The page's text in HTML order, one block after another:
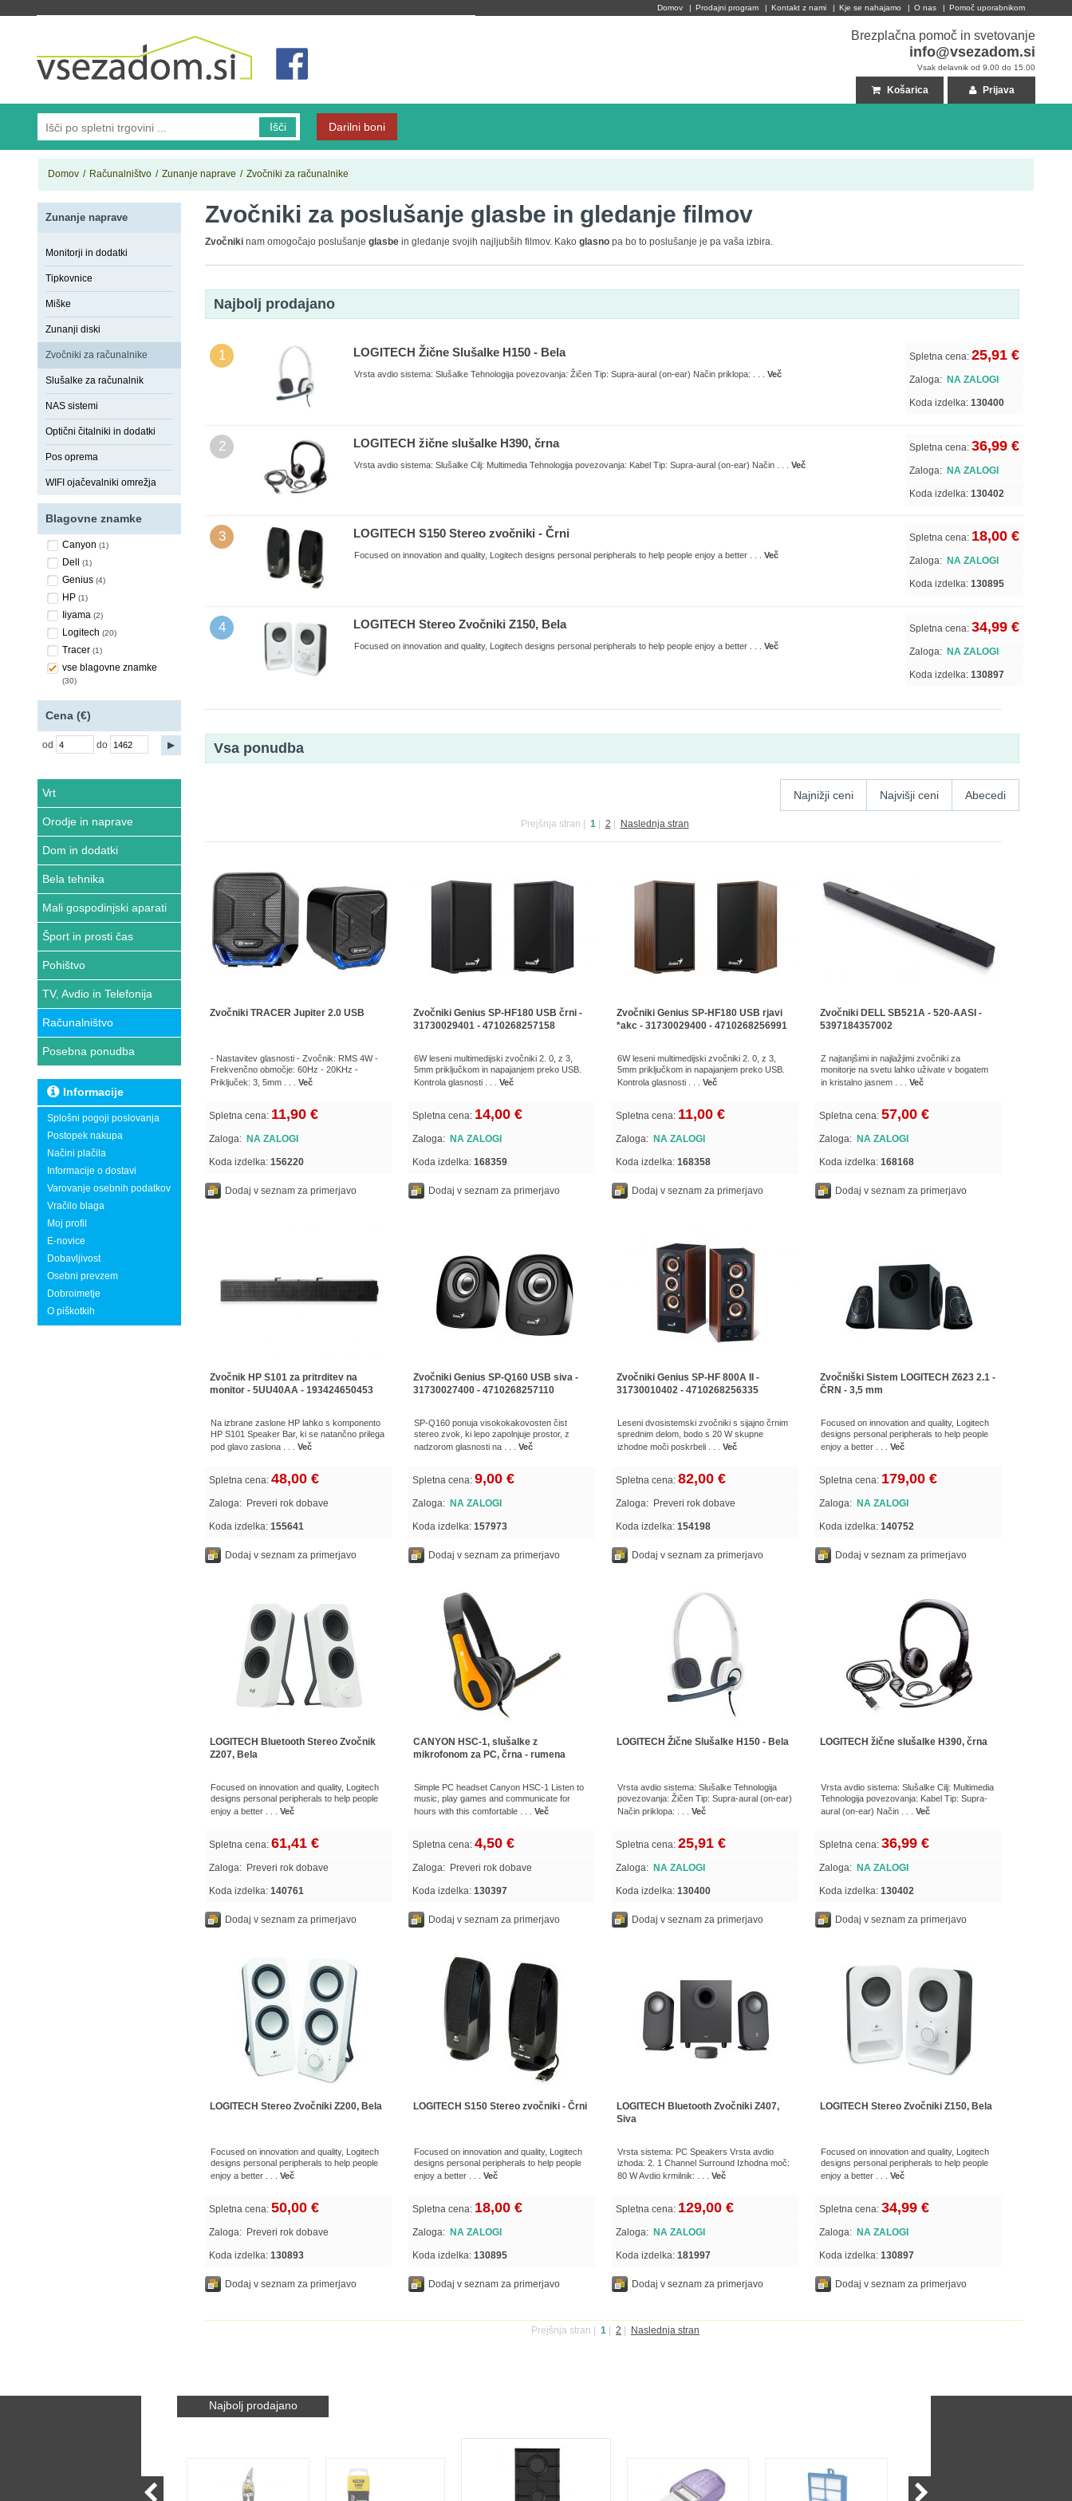
Domov | Prodajni program | Kontakt z nami | Kje se nahajamo | O nas | Pomoč uporabnikom
Brezplačna pomoč in svetovanje
info@vsezadom.si
Vsak delavnik od 9.00 do 15.00
Prijava
Košarica
Išči Darilni boni
Domov / Računalništvo / Zunanje naprave / Zvočniki za računalnike
Zunanje naprave
Monitorji in dodatki
Tipkovnice
Miške
Zunanji diski
Zvočniki za računalnike
Slušalke za računalnik
NAS sistemi
Optični čitalniki in dodatki
Pos oprema
WIFI ojačevalniki omrežja
Blagovne znamke
Canyon (1)
Dell (1)
Genius (4)
HP (1)
Iiyama (2)
Logitech (20)
Tracer (1)
vse blagovne znamke
(30)
Cena (€)
od do
Vrt
Orodje in naprave
Dom in dodatki
Bela tehnika
Mali gospodinjski aparati
Šport in prosti čas
Pohištvo
TV, Avdio in Telefonija
Računalništvo
Posebna ponudba
Informacije
Splošni pogoji poslovanja
Postopek nakupa
Načini plačila
Informacije o dostavi
Varovanje osebnih podatkov
Vračilo blaga
Moj profil
E-novice
Dobavljivost
Osebni prevzem
Dobroimetje
O piškotkih
Zvočniki za poslušanje glasbe in gledanje filmov
Zvočniki nam omogočajo poslušanje glasbe in gledanje svojih najljubših filmov. Kako glasno pa bo to poslušanje je pa vaša izbira.
Najbolj prodajano
1 LOGITECH Žične Slušalke H150 - Bela
Vrsta avdio sistema: Slušalke Tehnologija povezovanja: Žičen Tip: Supra-aural (on-ear) Način priklopa: . . . Več
Spletna cena: 25,91 €
Zaloga: NA ZALOGI
Koda izdelka: 130400
2 LOGITECH žične slušalke H390, črna
Vrsta avdio sistema: Slušalke Cilj: Multimedia Tehnologija povezovanja: Kabel Tip: Supra-aural (on-ear) Način . . . Več
Spletna cena: 36,99 €
Zaloga: NA ZALOGI
Koda izdelka: 130402
3 LOGITECH S150 Stereo zvočniki - Črni
Focused on innovation and quality, Logitech designs personal peripherals to help people enjoy a better . . . Več
Spletna cena: 18,00 €
Zaloga: NA ZALOGI
Koda izdelka: 130895
4 LOGITECH Stereo Zvočniki Z150, Bela
Focused on innovation and quality, Logitech designs personal peripherals to help people enjoy a better . . . Več
Spletna cena: 34,99 €
Zaloga: NA ZALOGI
Koda izdelka: 130897
Vsa ponudba
Najnižji ceni Najvišji ceni Abecedi
Prejšnja stran 1| 2 Naslednja stran
Zvočniki TRACER Jupiter 2.0 USB
- Nastavitev glasnosti - Zvočnik: RMS 4W -
Frekvenčno območje: 60Hz - 20KHz -
Priključek: 3, 5mm . . . Več
Spletna cena: 11,90 €
Zaloga: NA ZALOGI
Koda izdelka: 156220
Dodaj v seznam za primerjavo
Zvočniki Genius SP-HF180 USB črni -
31730029401 - 4710268257158
6W leseni multimedijski zvočniki 2. 0, z 3,
5mm priključkom in napajanjem preko USB.
Kontrola glasnosti . . . Več
Spletna cena: 14,00 €
Zaloga: NA ZALOGI
Koda izdelka: 168359
Dodaj v seznam za primerjavo
Zvočniki Genius SP-HF180 USB rjavi
*akc - 31730029400 - 4710268256991
6W leseni multimedijski zvočniki 2. 0, z 3,
5mm priključkom in napajanjem preko USB.
Kontrola glasnosti . . . Več
Spletna cena: 11,00 €
Zaloga: NA ZALOGI
Koda izdelka: 168358
Dodaj v seznam za primerjavo
Zvočniki DELL SB521A - 520-AASI -
5397184357002
Z najtanjšimi in najlažjimi zvočniki za
monitorje na svetu lahko uživate v bogatem
in kristalno jasnem . . . Več
Spletna cena: 57,00 €
Zaloga: NA ZALOGI
Koda izdelka: 168168
Dodaj v seznam za primerjavo
Zvočnik HP S101 za pritrditev na
monitor - 5UU40AA - 193424650453
Na izbrane zaslone HP lahko s komponento
HP S101 Speaker Bar, ki se natančno prilega
pod glavo zaslona . . . Več
Spletna cena: 48,00 €
Zaloga: Preveri rok dobave
Koda izdelka: 155641
Dodaj v seznam za primerjavo
Zvočniki Genius SP-Q160 USB siva -
31730027400 - 4710268257110
SP-Q160 ponuja visokokakovosten čist
stereo zvok, ki lepo zapolnjuje prostor, z
nadzorom glasnosti na . . . Več
Spletna cena: 9,00 €
Zaloga: NA ZALOGI
Koda izdelka: 157973
Dodaj v seznam za primerjavo
Zvočniki Genius SP-HF 800A II -
31730010402 - 4710268256335
Leseni dvosistemski zvočniki s sijajno črnim
sprednim delom, bodo s 20 W skupne
izhodne moči poskrbeli . . . Več
Spletna cena: 82,00 €
Zaloga: Preveri rok dobave
Koda izdelka: 154198
Dodaj v seznam za primerjavo
Zvočniški Sistem LOGITECH Z623 2.1 -
ČRN - 3,5 mm
Focused on innovation and quality, Logitech
designs personal peripherals to help people
enjoy a better . . . Več
Spletna cena: 179,00 €
Zaloga: NA ZALOGI
Koda izdelka: 140752
Dodaj v seznam za primerjavo
LOGITECH Bluetooth Stereo Zvočnik
Z207, Bela
Focused on innovation and quality, Logitech
designs personal peripherals to help people
enjoy a better . . . Več
Spletna cena: 61,41 €
Zaloga: Preveri rok dobave
Koda izdelka: 140761
Dodaj v seznam za primerjavo
CANYON HSC-1, slušalke z
mikrofonom za PC, črna - rumena
Simple PC headset Canyon HSC-1 Listen to
music, play games and communicate for
hours with this comfortable . . . Več
Spletna cena: 4,50 €
Zaloga: Preveri rok dobave
Koda izdelka: 130397
Dodaj v seznam za primerjavo
LOGITECH Žične Slušalke H150 - Bela
Vrsta avdio sistema: Slušalke Tehnologija
povezovanja: Žičen Tip: Supra-aural (on-ear)
Način priklopa: . . . Več
Spletna cena: 25,91 €
Zaloga: NA ZALOGI
Koda izdelka: 130400
Dodaj v seznam za primerjavo
LOGITECH žične slušalke H390, črna
Vrsta avdio sistema: Slušalke Cilj: Multimedia
Tehnologija povezovanja: Kabel Tip: Supra-
aural (on-ear) Način . . . Več
Spletna cena: 36,99 €
Zaloga: NA ZALOGI
Koda izdelka: 130402
Dodaj v seznam za primerjavo
LOGITECH Stereo Zvočniki Z200, Bela
Focused on innovation and quality, Logitech
designs personal peripherals to help people
enjoy a better . . . Več
Spletna cena: 50,00 €
Zaloga: Preveri rok dobave
Koda izdelka: 130893
Dodaj v seznam za primerjavo
LOGITECH S150 Stereo zvočniki - Črni
Focused on innovation and quality, Logitech
designs personal peripherals to help people
enjoy a better . . . Več
Spletna cena: 18,00 €
Zaloga: NA ZALOGI
Koda izdelka: 130895
Dodaj v seznam za primerjavo
LOGITECH Bluetooth Zvočniki Z407,
Siva
Vrsta sistema: PC Speakers Vrsta avdio
izhoda: 2. 1 Channel Surround Izhodna moč:
80 W Avdio krmilnik: . . . Več
Spletna cena: 129,00 €
Zaloga: NA ZALOGI
Koda izdelka: 181997
Dodaj v seznam za primerjavo
LOGITECH Stereo Zvočniki Z150, Bela
Focused on innovation and quality, Logitech
designs personal peripherals to help people
enjoy a better . . . Več
Spletna cena: 34,99 €
Zaloga: NA ZALOGI
Koda izdelka: 130897
Dodaj v seznam za primerjavo
Prejšnja stran 1 2 Naslednja stran
Najbolj prodajano